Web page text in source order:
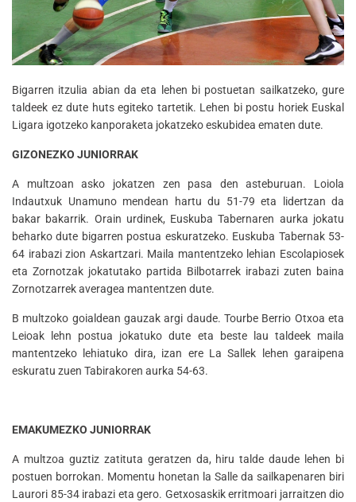
Bigarren itzulia abian da eta lehen bi postuetan sailkatzeko, gure
taldeek ez dute huts egiteko tartetik. Lehen bi postu horiek Euskal
Ligara igotzeko kanporaketa jokatzeko eskubidea ematen dute.
GIZONEZKO JUNIORRAK
A multzoan asko jokatzen zen pasa den asteburuan. Loiola
Indautxuk Unamuno mendean hartu du 51-79 eta lidertzan da
bakar bakarrik. Orain urdinek, Euskuba Tabernaren aurka jokatu
beharko dute bigarren postua eskuratzeko. Euskuba Tabernak 53-
64 irabazi zion Askartzari. Maila mantentzeko lehian Escolapiosek
eta Zornotzak jokatutako partida Bilbotarrek irabazi zuten baina
Zornotzarrek averagea mantentzen dute.
B multzoko goialdean gauzak argi daude. Tourbe Berrio Otxoa eta
Leioak lehn postua jokatuko dute eta beste lau taldeek maila
mantentzeko lehiatuko dira, izan ere La Sallek lehen garaipena
eskuratu zuen Tabirakoren aurka 54-63.
EMAKUMEZKO JUNIORRAK
A multzoa guztiz zatituta geratzen da, hiru talde daude lehen bi
postuen borrokan. Momentu honetan la Salle da sailkapenaren biri
Laurori 85-34 irabazi eta gero. Getxosaskik erritmoari jarraitzen dio